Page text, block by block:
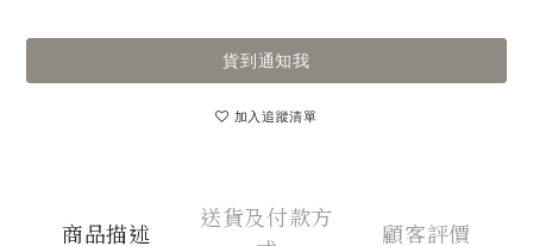
貨到通知我
加入追蹤清單
商品描述
送貨及付款方
顧客評價